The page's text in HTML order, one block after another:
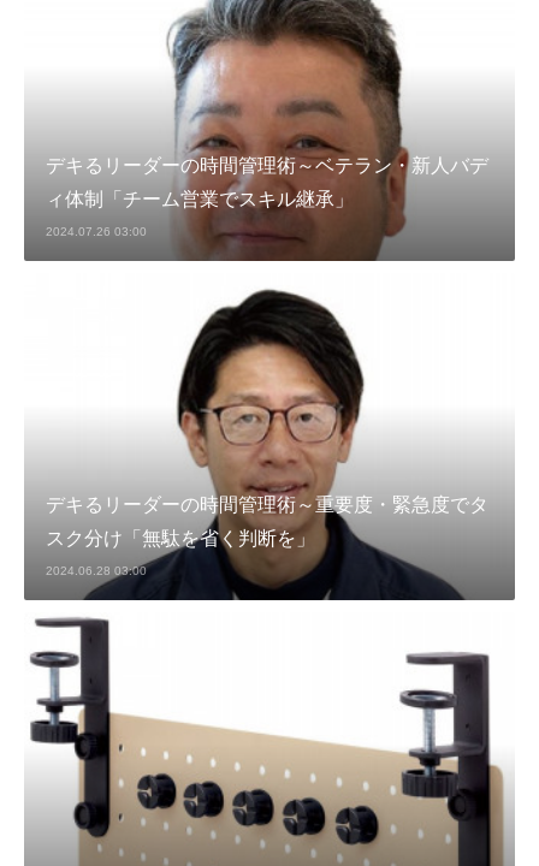
デキるリーダーの時間管理術～ベテラン・新人バデ
ィ体制「チーム営業でスキル継承」
2024.07.26 03:00
デキるリーダーの時間管理術～重要度・緊急度でタ
スク分け「無駄を省く判断を」
2024.06.28 03:00